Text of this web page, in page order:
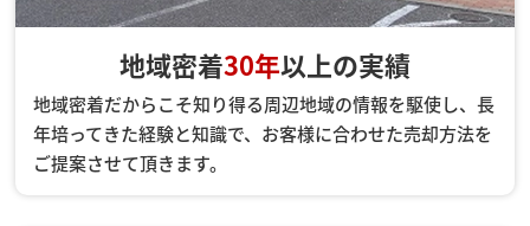
地域密着30年以上の実績
地域密着だからこそ知り得る周辺地域の情報を駆使し、長
年培ってきた経験と知識で、お客様に合わせた売却方法を
ご提案させて頂きます。